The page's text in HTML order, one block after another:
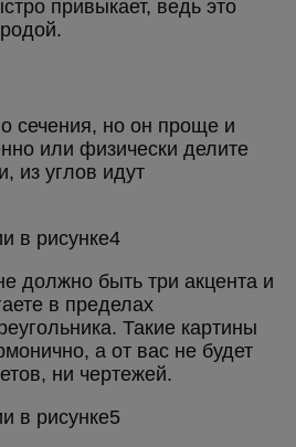
привыкает, ведь это
сечения, но он проще и
или физически делите
из углов идут
должно быть три акцента и
в пределах
Такие картины
а от вас не будет
ни чертежей.